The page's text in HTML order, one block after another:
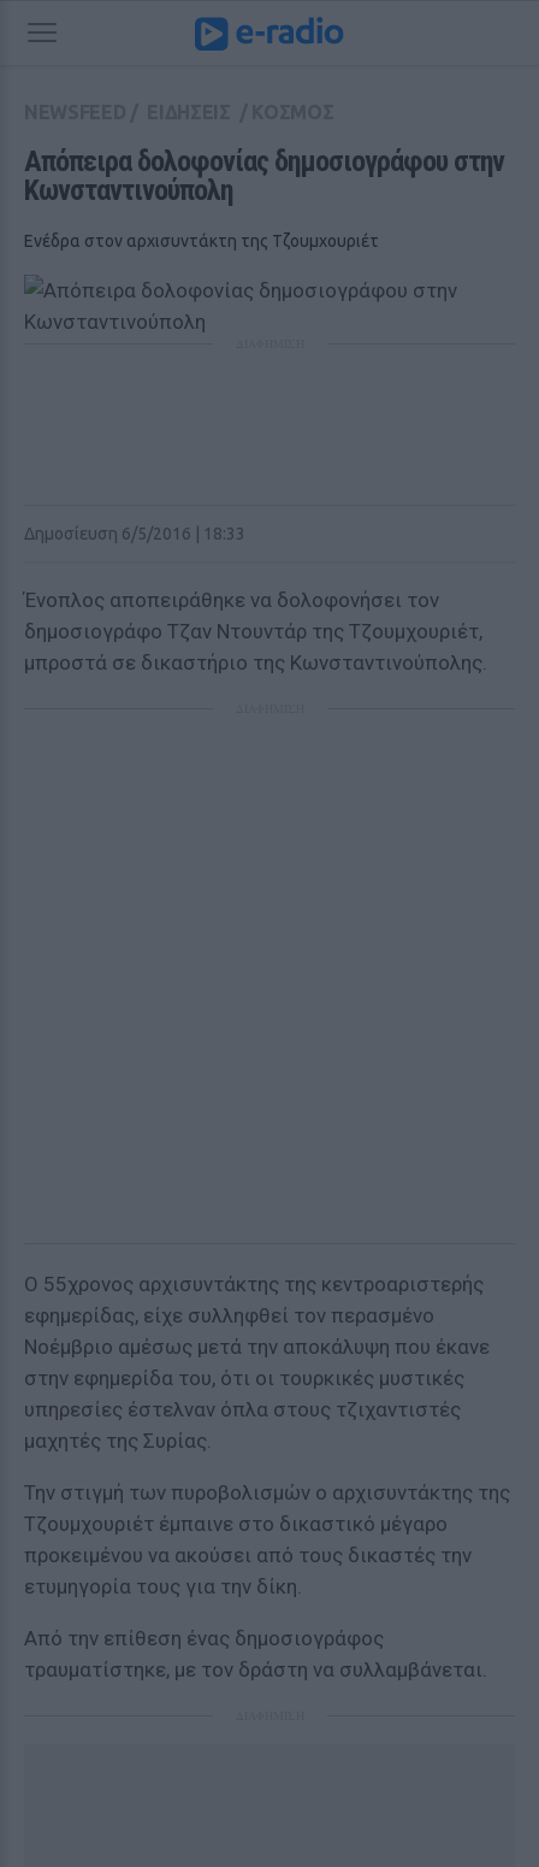
Απόπειρα δολοφονίας δημοσιογράφου στην
Κωνσταντινούπολη
Ενέδρα στον αρχισυντάκτη της Τζουμχουριέτ
Δημοσίευση 6/5/2016 | 18:33
Ένοπλος αποπειράθηκε να δολοφονήσει τον
δημοσιογράφο Τζαν Ντουντάρ της Τζουμχουριέτ,
μπροστά σε δικαστήριο της Κωνσταντινούπολης.
Ο 55χρονος αρχισυντάκτης της κεντροαριστερής
εφημερίδας, είχε συλληφθεί τον περασμένο
Νοέμβριο αμέσως μετά την αποκάλυψη που έκανε
στην εφημερίδα του, ότι οι τουρκικές μυστικές
υπηρεσίες έστελναν όπλα στους τζιχαντιστές
μαχητές της Συρίας.
Την στιγμή των πυροβολισμών ο αρχισυντάκτης της
Τζουμχουριέτ έμπαινε στο δικαστικό μέγαρο
προκειμένου να ακούσει από τους δικαστές την
ετυμηγορία τους για την δίκη.
Από την επίθεση ένας δημοσιογράφος
τραυματίστηκε, με τον δράστη να συλλαμβάνεται.